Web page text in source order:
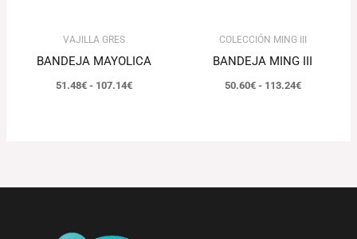
VAJILLA GRES
BANDEJA MAYOLICA
51.48€ - 107.14€
COLECCIÓN MING III
BANDEJA MING III
50.60€ - 113.24€